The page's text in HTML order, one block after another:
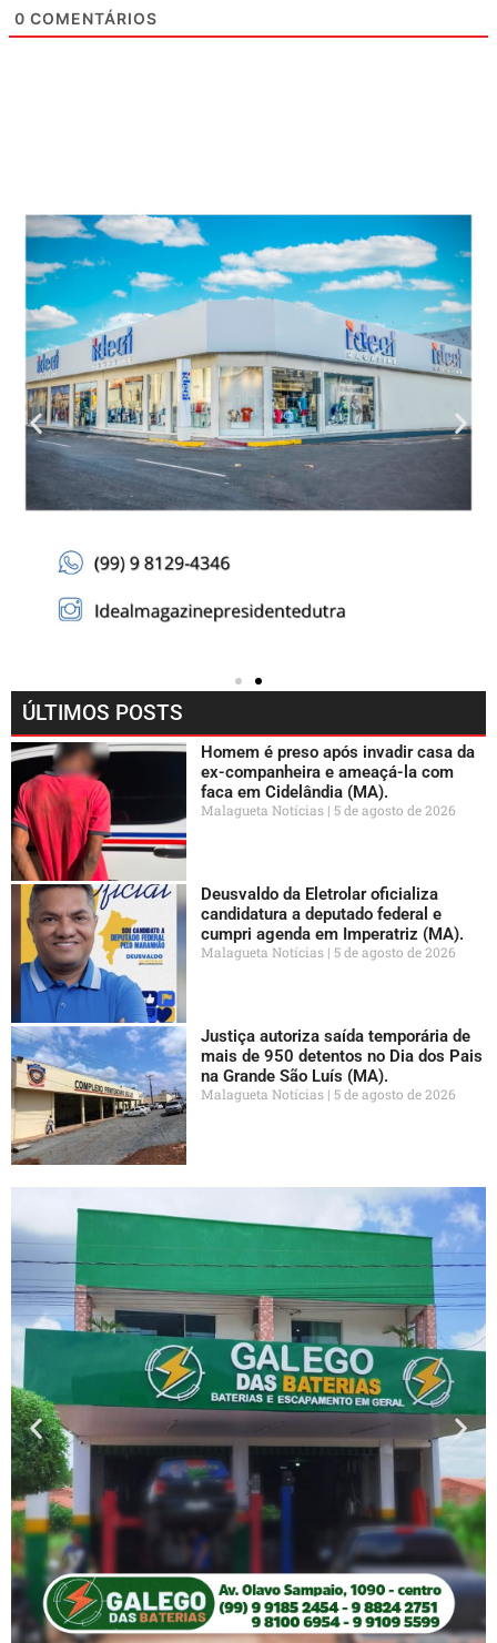
0 COMENTÁRIOS
ÚLTIMOS POSTS
Homem é preso após invadir casa da
ex-companheira e ameaçá-la com
faca em Cidelândia (MA).
Malagueta Notícias 5 de agosto de 2026
Deusvaldo da Eletrolar oficializa
candidatura a deputado federal e
cumpri agenda em Imperatriz (MA).
Malagueta Notícias 5 de agosto de 2026
Justiça autoriza saída temporária de
mais de 950 detentos no Dia dos Pais
na Grande São Luís (MA).
Malagueta Notícias 5 de agosto de 2026